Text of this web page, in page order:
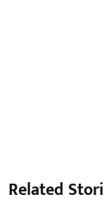
Related